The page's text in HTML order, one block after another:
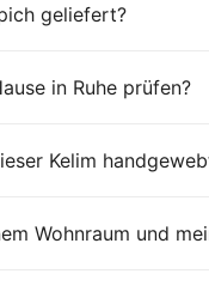
geliefert?
in Ruhe prüfen?
Kelim
Wohnraum und